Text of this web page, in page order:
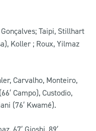
Taipi, Stillhart
Koller ; Roux, Yilmaz
Carvalho, Monteiro,
Campo), Custodio,
(76′ Kwamé).
67′ Gjoshi, 89′